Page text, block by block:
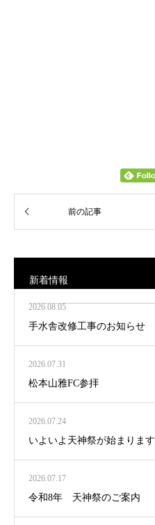
新着情報
2026.08.05
手水舎改修工事のお知らせ
2026.07.31
松本山雅FC参拝
2026.07.24
いよいよ天神祭が始まります
2026.07.17
令和8年 天神祭のご案内